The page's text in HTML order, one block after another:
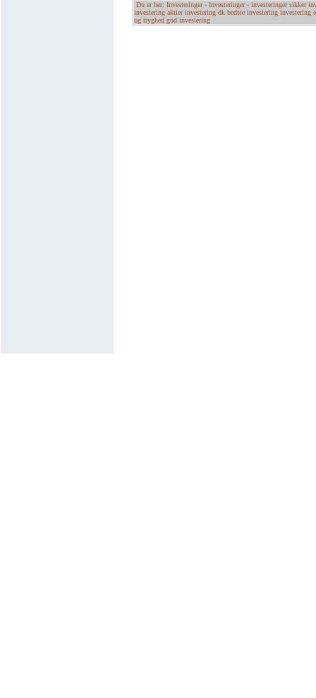
Du er her: Investeringer - Investeringer - investeringer sikker
investering aktier investering dk bedste investering investering
og tryghed god investering